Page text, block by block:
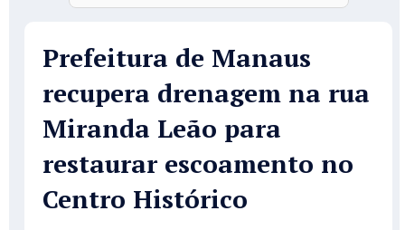
Prefeitura de Manaus
recupera drenagem na rua
Miranda Leão para
restaurar escoamento no
Centro Histórico